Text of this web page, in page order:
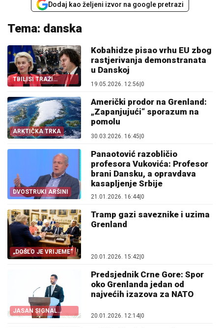
Dodaj kao željeni izvor na google pretrazi
Tema: danska
TBILISI TRAŽI
ODGOVOR BRISELA
Kobahidze pisao vrhu EU zbog
rastjerivanja demonstranata
u Danskoj
19.05.2026. 12:56 0
ARKTIČKA TRKA
Američki prodor na Grenland:
„Zapanjujući“ sporazum na
pomolu
30.03.2026. 16:45|0
DVOSTRUKI ARŠINI
Panaotović razobličio
profesora Vukovića: Profesor
brani Dansku, a opravdava
kasapljenje Srbije
21.01.2026. 16:44|0
„DOŠLO JE VRIJEME“
Tramp gazi saveznike i uzima
Grenland
20.01.2026. 15:42|0
JASAN SIGNAL
VLADI
Predsjednik Crne Gore: Spor
oko Grenlanda jedan od
najvećih izazova za NATO
20.01.2026. 12:14 0